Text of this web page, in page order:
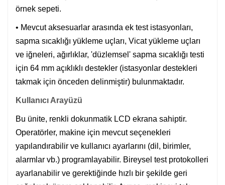
örnek sepeti.
• Mevcut aksesuarlar arasında ek test istasyonları,
sapma sıcaklığı yükleme uçları, Vicat yükleme uçları
ve iğneleri, ağırlıklar, 'düzlemsel' sapma sıcaklığı testi
için 64 mm açıklıklı destekler (istasyonlar destekleri
takmak için önceden delinmiştir) bulunmaktadır.
Kullanıcı Arayüzü
Bu ünite, renkli dokunmatik LCD ekrana sahiptir.
Operatörler, makine için mevcut seçenekleri
yapılandırabilir ve kullanıcı ayarlarını (dil, birimler,
alarmlar vb.) programlayabilir. Bireysel test protokolleri
ayarlanabilir ve gerektiğinde hızlı bir şekilde geri